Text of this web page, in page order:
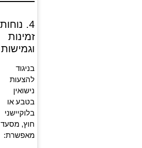
4.
זמינות
וגמישות
בניגוד
להצעות
נישואין
בטבע או
בלוקיישני
חוץ,
מאפשרת: